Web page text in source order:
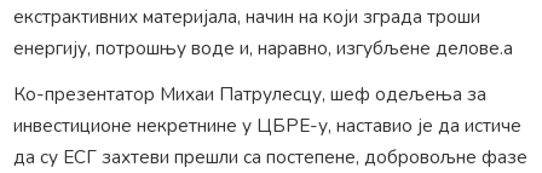
екстрактивних материјала, начин на који зграда троши
енергију, потрошњу воде и, наравно, изгубљене делове.а
Ко-презентатор Михаи Патрулесцу, шеф одељења за
инвестиционе некретнине у ЦБРЕ-у, наставио је да истиче
да су ЕСГ захтеви прешли са постепене, добровољне фазе